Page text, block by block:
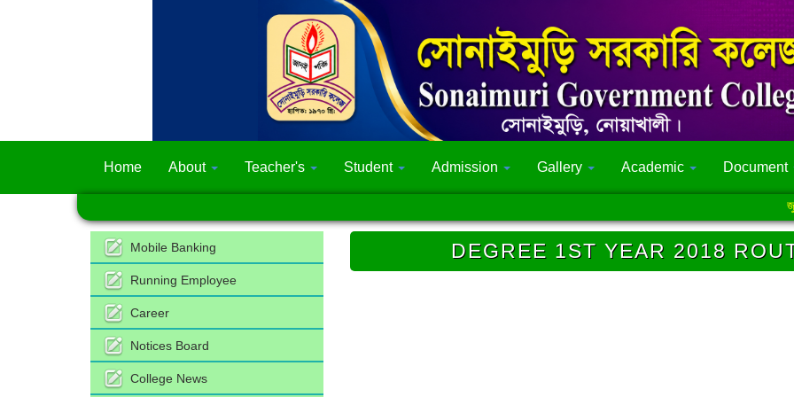
Home About Teacher's Student Admission Gallery Academic Document
জুলাই
Mobile Banking
Running Employee
Career
Notices Board
College News
DEGREE 1ST YEAR 2018